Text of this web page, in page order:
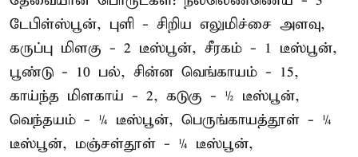
டேபிள்ஸ்பூன், புளி - சிறிய எலுமிச்சை அளவு,
கருப்பு மிளகு - 2 டீஸ்பூன், சீரகம் - 1 டீஸ்பூன்,
பூண்டு - 10 பல், சின்ன வெங்காயம் - 15,
காய்ந்த மிளகாய் - 2, கடுகு - ½ டீஸ்பூன்,
வெந்தயம் - ¼ டீஸ்பூன், பெருங்காயத்தூள் - ¼
டீஸ்பூன், மஞ்சள்தூள் - ¼ டீஸ்பூன்,